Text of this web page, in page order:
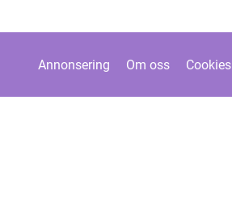
Annonsering Om oss Cookies